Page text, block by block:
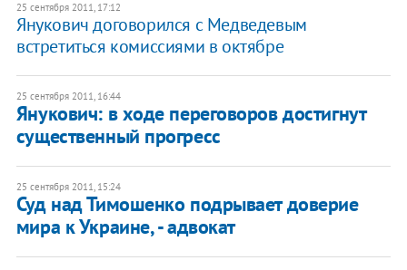
25 сентября 2011, 17:12
Янукович договорился с Медведевым
встретиться комиссиями в октябре
25 сентября 2011, 16:44
Янукович: в ходе переговоров достигнут
существенный прогресс
25 сентября 2011, 15:24
Суд над Тимошенко подрывает доверие
мира к Украине, - адвокат